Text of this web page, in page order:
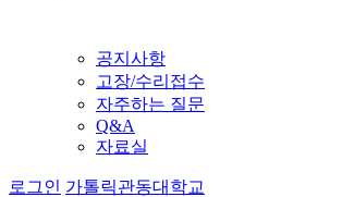
공지사항
고장/수리접수
자주하는 질문
Q&A
자료실
로그인 가톨릭관동대학교